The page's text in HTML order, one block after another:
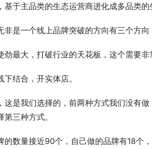
于主品类的生态运营商进化成多品类的
是一个线上品牌突破的方向有三个方向
最大，打破行业的天花板，这个需要非
结合，开实体店。
这是我们选择的，前两种方式我们没有
三种方式。
的数量接近90个，自己做的品牌有18个